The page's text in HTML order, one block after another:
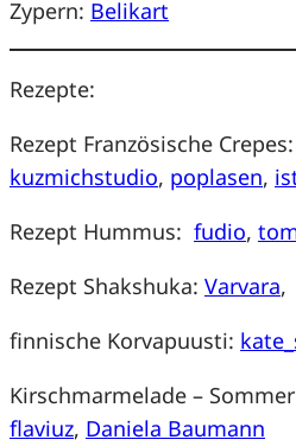
Zypern: Belikart
Rezepte:
Rezept Französische Crepes:
kuzmichstudio, poplasen,
Rezept Hummus: fudio,
Rezept Shakshuka: Varvara,
finnische Korvapuusti:
Kirschmarmelade –
flaviuz, Daniela Baumann